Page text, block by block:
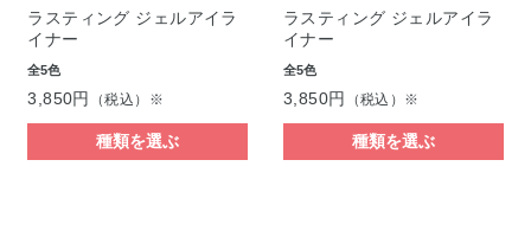
ラスティング ジェルアイラ
イナー
全5色
3,850円 （税込）※
種類を選ぶ
ラスティング ジェルアイラ
イナー
全5色
3,850円 （税込）※
種類を選ぶ